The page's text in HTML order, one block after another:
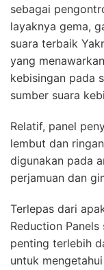
sebagai
layaknya gema,
suara terbaik
yang
kebisingan pada
sumber suara
Relatif, panel
lembut dan
digunakan pada
perjamuan dan
Terlepas dari
Reduction
penting terlebih
untuk